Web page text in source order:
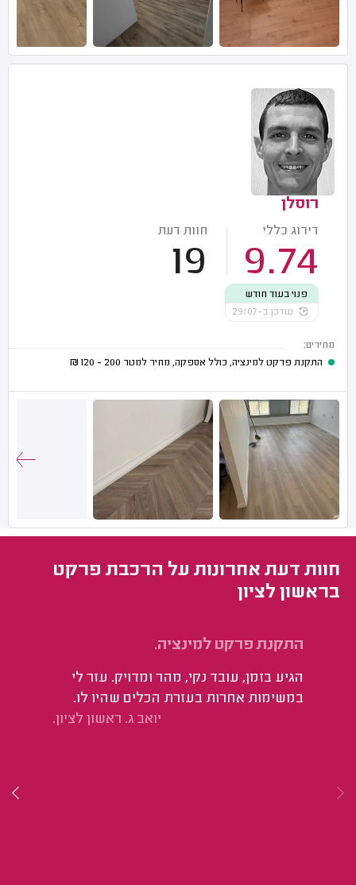
רוסלן
דירוג כללי
9.74
חוות דעת
19
פנוי בעוד חודש
עודכן ב-29/07
מחירים:
התקנת פרקט למינציה, כולל אספקה, מחיר למטר 200 - 120
₪
חוות דעת אחרונות על הרכבת פרקט
בראשון לציון
התקנת פרקט למינציה.
הגיע בזמן, עובד נקי, מהר ומדויק. עזר לי
במשימות אחרות בעזרת הכלים שהיו לו.
יואב ג. ראשון לציון.